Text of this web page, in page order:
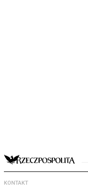
KONTAKT